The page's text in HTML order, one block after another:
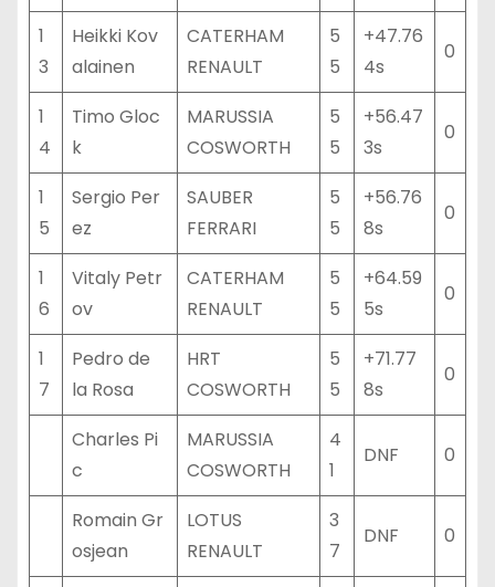
1
3
Heikki Kov
alainen
CATERHAM
RENAULT
5
5
+47.76
4s
0
1
4
Timo Gloc
k
MARUSSIA
COSWORTH
5
5
+56.47
3s
0
1
5
Sergio Per
ez
SAUBER
FERRARI
5
5
+56.76
8s
0
1
6
Vitaly Petr
ov
CATERHAM
RENAULT
5
5
+64.59
5s
0
1
7
Pedro de
la Rosa
HRT
COSWORTH
5
5
+71.77
8s
0
Charles Pi
c
MARUSSIA
COSWORTH
4
1
DNF 0
Romain Gr
osjean
LOTUS
RENAULT
3
7
DNF 0